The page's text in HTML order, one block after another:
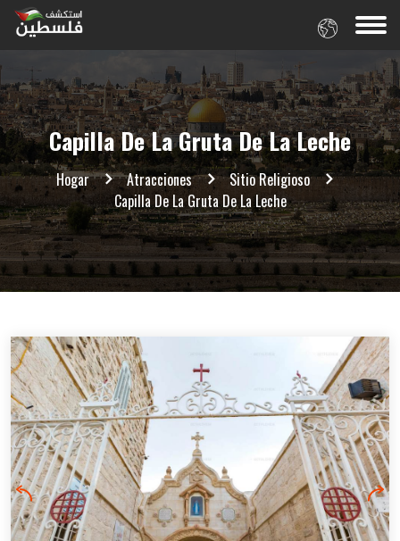
Capilla De La Gruta De La Leche
Hogar Atracciones
Sitio Religioso
Capilla De La Gruta De La Leche